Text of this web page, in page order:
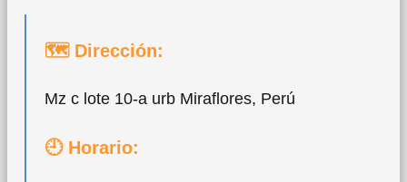
🗺 Dirección:
Mz c lote 10-a urb Miraflores, Perú
🕘 Horario: